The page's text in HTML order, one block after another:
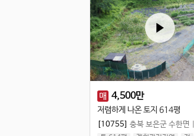
매 4,500만
저렴하게 나온 토지 614평
[10755] 충북 보은군 수한면